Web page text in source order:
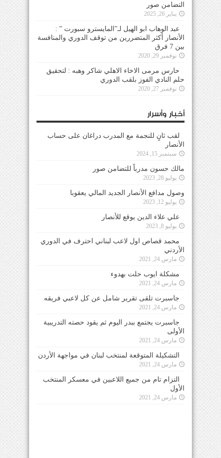
التضامن صور
يناير 26, 2025
عبد الوهاب ابو الهيل لـ”المايسترو سبورت ” :
الأنصار أكثر المتضررين من توقف الدوري والمنافسة
بين 7 فرق
نوفمبر 29, 2020
حارس مرمى الاخاء الاهلي شاكر وهبه : لتحقيق
حلم النادي الفوز بلقب الدوري
نوفمبر 27, 2020
أخبار وأسرار
لقب ثانٍ للنجمة مع المدرب دراغان على حساب
الأنصار
سبتمبر 15, 2024
مالك حسون مدرباً للتضامن صور
يوليو 28, 2023
وصول مدافع الأنصار الجديد المالي يعقوبا
يوليو 12, 2023
علي علاء الدين يوقع للأنصار
يوليو 8, 2023
محمد قصاص اول لاعب لبناني احترف في الدوري
الأردني
مارس 24, 2021
مشكلة ايوب حلت بهدوء
مارس 24, 2021
جاسبرت تلقى تقرير شامل عن كل لاعبي فريقه
مارس 24, 2021
جاسبرت يجتمع ببدر اليوم ثم يقود حصته التدريبية
الأولى
مارس 24, 2021
التشكيلة المتوقعة لمنتخب لبنان في مواجهة الأردن
مارس 24, 2021
التزام تام من جميع اللاعبين في معسكر المنتخب
الأول
مارس 24, 2021